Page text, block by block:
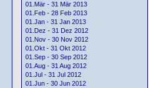
01.Mär - 31 Mär 2013
01.Feb - 28 Feb 2013
01.Jan - 31 Jan 2013
01.Dez - 31 Dez 2012
01.Nov - 30 Nov 2012
01.Okt - 31 Okt 2012
01.Sep - 30 Sep 2012
01.Aug - 31 Aug 2012
01.Jul - 31 Jul 2012
01.Jun - 30 Jun 2012